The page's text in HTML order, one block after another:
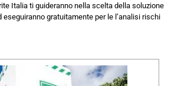
Italia ti guideranno nella scelta della soluzione
gratuitamente per le l’analisi rischi